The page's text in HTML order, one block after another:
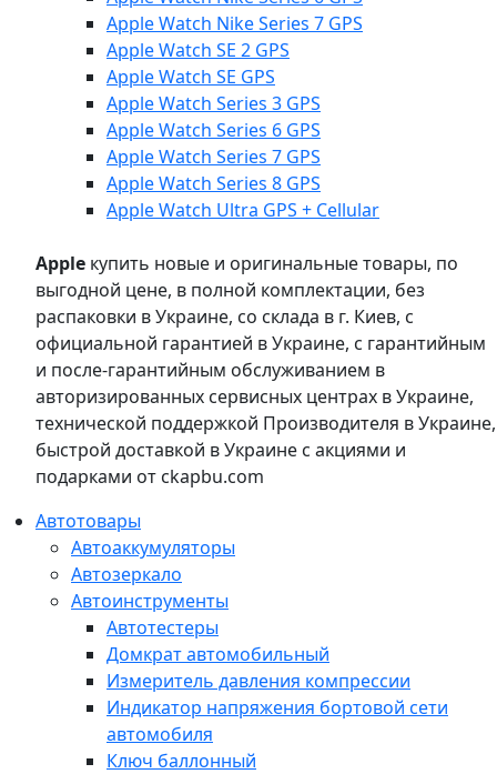
Apple Watch Nike Series 7 GPS
Apple Watch SE 2 GPS
Apple Watch SE GPS
Apple Watch Series 3 GPS
Apple Watch Series 6 GPS
Apple Watch Series 7 GPS
Apple Watch Series 8 GPS
Apple Watch Ultra GPS + Cellular
Apple купить новые и оригинальные товары, по
выгодной цене, в полной комплектации, без
распаковки в Украине, со склада в г. Киев, с
официальной гарантией в Украине, с гарантийным
и после-гарантийным обслуживанием в
авторизированных сервисных центрах в Украине,
технической поддержкой Производителя в Украине,
быстрой доставкой в Украине с акциями и
подарками от ckapbu.com
Автотовары
Автоаккумуляторы
Автозеркало
Автоинструменты
Автотестеры
Домкрат автомобильный
Измеритель давления компрессии
Индикатор напряжения бортовой сети
автомобиля
Ключ баллонный